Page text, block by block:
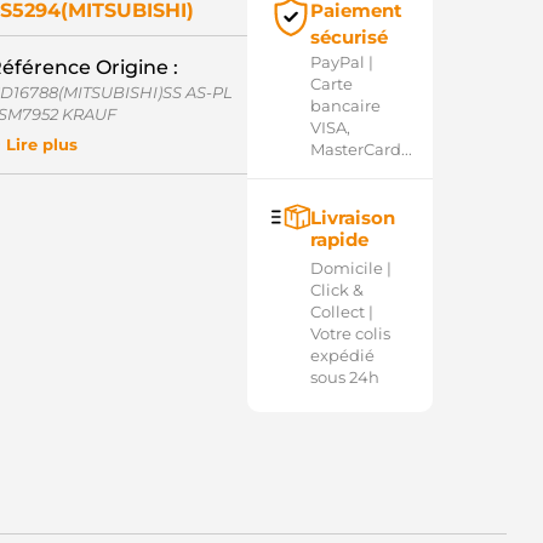
Origine :
AS-PL
KRAUF
M KUTNAK AUTOMOTIVE
MITSUBISHI
MITSUBISHI
Lire plus
Paiement
sécurisé
PayPal |
Carte
bancaire
VISA,
MasterCard...
Livraison
rapide
Domicile |
Click &
Collect |
Votre colis
expédié
sous 24h